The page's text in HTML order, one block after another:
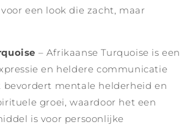
een look die zacht, maar
– Afrikaanse Turquoise is een
en heldere communicatie
bevordert mentale helderheid en
groei, waardoor het een
is voor persoonlijke